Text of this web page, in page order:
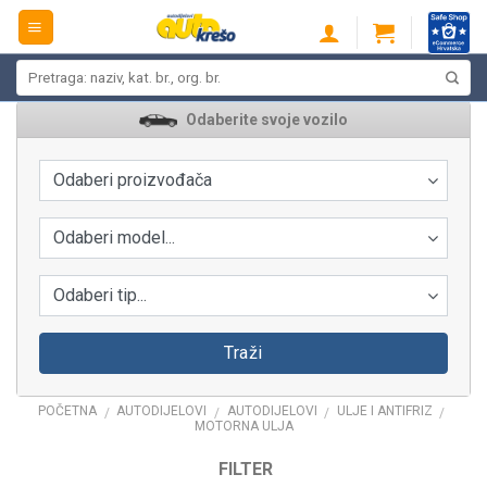
Skip
content
Odaberite svoje vozilo
Odaberi proizvođača
Odaberi model...
Odaberi tip...
Traži
POČETNA / AUTODIJELOVI / AUTODIJELOVI / ULJE I ANTIFRIZ /
MOTORNA ULJA
FILTER